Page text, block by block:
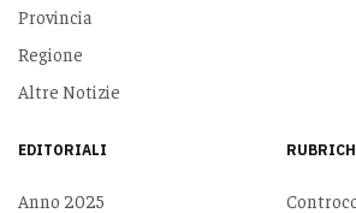
Provincia
Regione
Altre Notizie
EDITORIALI
Anno 2025